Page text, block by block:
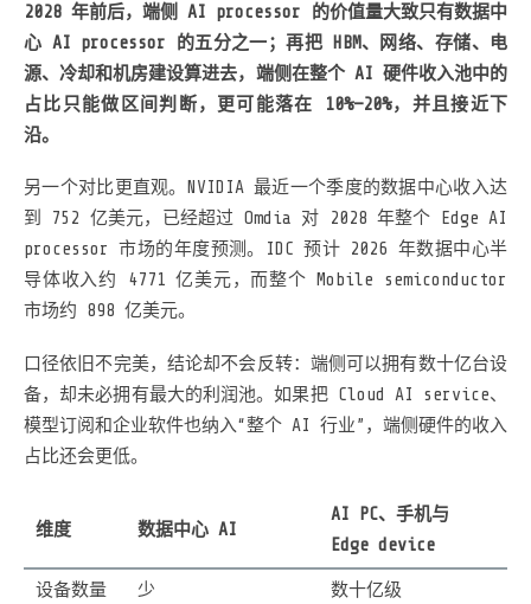
2028 年前后，端侧 AI processor 的价值量大致只有数据中
心 AI processor 的五分之一；再把 HBM、网络、存储、电
源、冷却和机房建设算进去，端侧在整个 AI 硬件收入池中的
占比只能做区间判断，更可能落在 10%—20%，并且接近下
沿。
另一个对比更直观。NVIDIA 最近一个季度的数据中心收入达
到 752 亿美元，已经超过 Omdia 对 2028 年整个 Edge AI
processor 市场的年度预测。IDC 预计 2026 年数据中心半
导体收入约 4771 亿美元，而整个 Mobile semiconductor
市场约 898 亿美元。
口径依旧不完美，结论却不会反转：端侧可以拥有数十亿台设
备，却未必拥有最大的利润池。如果把 Cloud AI service、
模型订阅和企业软件也纳入“整个 AI 行业”，端侧硬件的收入
占比还会更低。
维度 数据中心 AI
AI PC、手机与
Edge device
设备数量 少 数十亿级